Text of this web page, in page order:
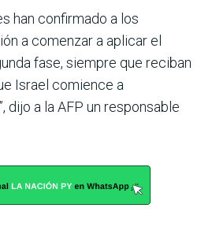
han confirmado a los
a comenzar a aplicar el
fase, siempre que reciban
Israel comience a
dijo a la AFP un responsable